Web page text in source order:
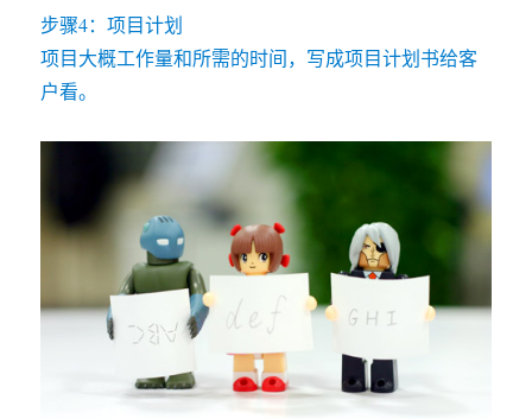
步骤4：项目计划
项目大概工作量和所需的时间，写成项目计划书给客
户看。